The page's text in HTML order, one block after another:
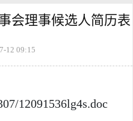
会理事候选人简历表
12 09:15
12091536lg4s.doc